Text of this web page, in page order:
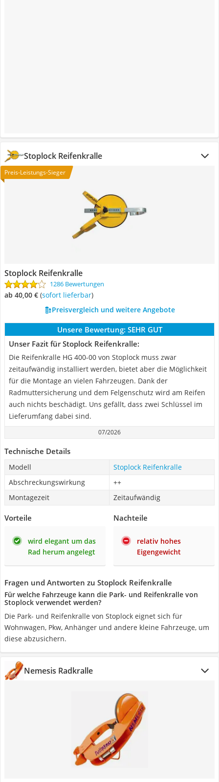
Stoplock Reifenkralle
Preis-Leistungs-Sieger
Stoplock Reifenkralle
1286 Bewertungen
ab 40,00 € ( Sofort lieferbar)
Preisvergleich und weitere Angebote
Unsere Bewertung: SEHR GUT
Unser Fazit für Stoplock Reifenkralle:
Die Reifenkralle HG 400-00 von Stoplock muss zwar
zeitaufwändig installiert werden, bietet aber die Möglichkeit
für die Montage an vielen Fahrzeugen. Dank der
Radmuttersicherung und dem Felgenschutz wird am Reifen
auch nichts beschädigt. Uns gefällt, dass zwei Schlüssel im
Lieferumfang dabei sind.
07/2026
Technische Details
Modell
Stoplock Reifenkralle
Abschreckungswirkung
++
Montagezeit
Zeitaufwändig
Vorteile
wird elegant um das
Rad herum angelegt
Nachteile
relativ hohes
Eigengewicht
Fragen und Antworten zu Stoplock Reifenkralle
Für welche Fahrzeuge kann die Park- und Reifenkralle von
Stoplock verwendet werden?
Die Park- und Reifenkralle von Stoplock eignet sich für
Wohnwagen, Pkw, Anhänger und andere kleine Fahrzeuge, um
diese abzusichern.
Nemesis Radkralle